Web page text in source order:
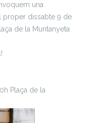
una
proper dissabte 9 de
de la Muntanyeta
Plaça de la